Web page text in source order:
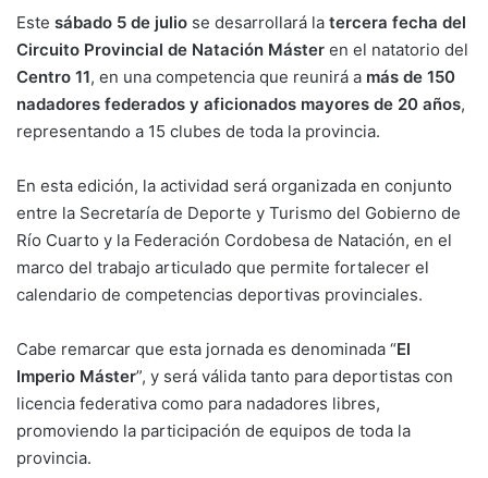
Este sábado 5 de julio se desarrollará la tercera fecha del
Circuito Provincial de Natación Máster en el natatorio del
Centro 11, en una competencia que reunirá a más de 150
nadadores federados y aficionados mayores de 20 años,
representando a 15 clubes de toda la provincia.
En esta edición, la actividad será organizada en conjunto
entre la Secretaría de Deporte y Turismo del Gobierno de
Río Cuarto y la Federación Cordobesa de Natación, en el
marco del trabajo articulado que permite fortalecer el
calendario de competencias deportivas provinciales.
Cabe remarcar que esta jornada es denominada “El
Imperio Máster”, y será válida tanto para deportistas con
licencia federativa como para nadadores libres,
promoviendo la participación de equipos de toda la
provincia.